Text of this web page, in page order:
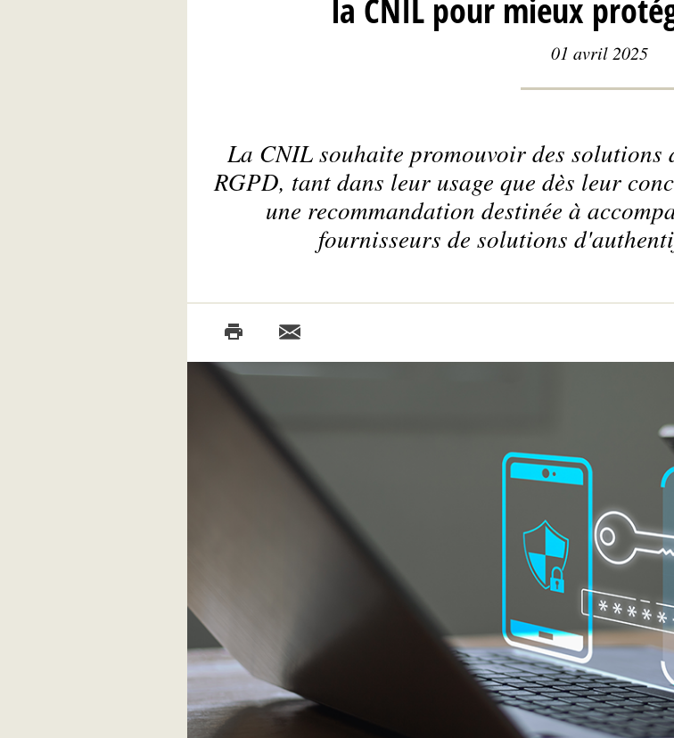
la CNIL pour mieux
01 avril 2025
La CNIL souhaite promouvoir des solutions
RGPD, tant dans leur usage que dès leur
une recommandation destinée à
fournisseurs de solutions